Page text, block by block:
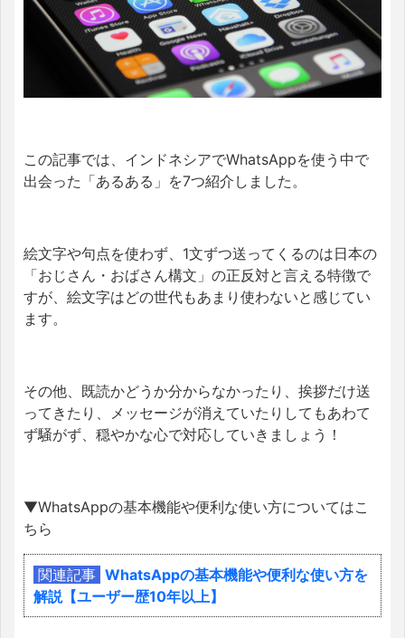
この記事では、インドネシアでWhatsAppを使う中で
出会った「あるある」を7つ紹介しました。
絵文字や句点を使わず、1文ずつ送ってくるのは日本の
「おじさん・おばさん構文」の正反対と言える特徴で
すが、絵文字はどの世代もあまり使わないと感じてい
ます。
その他、既読かどうか分からなかったり、挨拶だけ送
ってきたり、メッセージが消えていたりしてもあわて
ず騒がず、穏やかな心で対応していきましょう！
▼WhatsAppの基本機能や便利な使い方についてはこ
ちら
関連記事 WhatsAppの基本機能や便利な使い方を
解説【ユーザー歴10年以上】